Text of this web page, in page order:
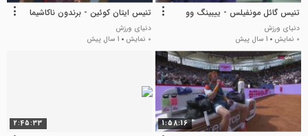
تنیس گائل مونفیلس - ییبینگ وو
دنیای ورزش
0 نمایش
1 سال پیش
تنیس ایتان کوئین - برندون ناکاشیما
دنیای ورزش
0 نمایش
1 سال پیش
1:58:16
2:45:33